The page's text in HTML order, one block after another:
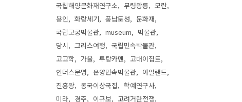
국립해양문화재연구소 무령왕릉
모란
용인
화랑세기 풍납토성
문화재
국립고궁박물관
museum
박물관
당시
그리스여행
국립민속박물관
고고학
가을 투탕카멘
고대이집트
인더스문명
온양민속박물관
아일랜드
진흥왕
동국이상국집
학예연구사
미라
경주 이규보 고려거란전쟁